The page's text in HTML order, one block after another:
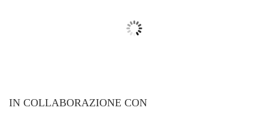
IN COLLABORAZIONE CON